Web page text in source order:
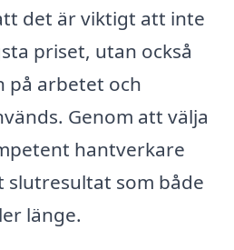
det är viktigt att inte
priset, utan också
på arbetet och
Genom att välja
hantverkare
slutresultat som både
länge.